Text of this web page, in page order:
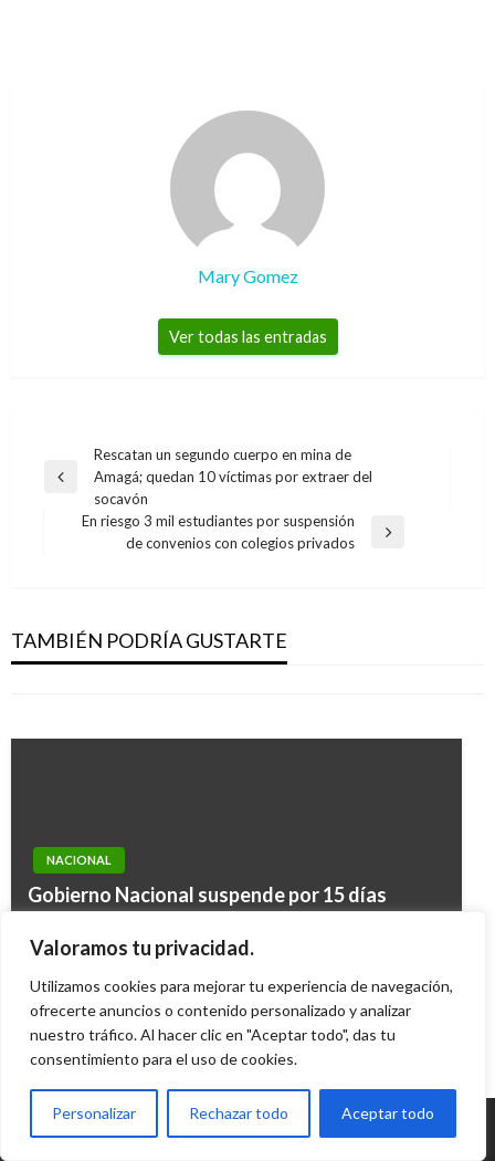
Valoramos tu privacidad.
Utilizamos cookies para mejorar tu experiencia de navegación,
ofrecerte anuncios o contenido personalizado y analizar
nuestro tráfico. Al hacer clic en "Aceptar todo", das tu
consentimiento para el uso de cookies.
Personalizar Rechazar todo Aceptar todo
Mary Gomez
Ver todas las entradas
Navegación
de
entradas
Entrada
Rescatan un segundo cuerpo en mina de
Amagá; quedan 10 víctimas por extraer del
socavón
En riesgo 3 mil estudiantes por suspensión
de convenios con colegios privados
TAMBIÉN PODRÍA GUSTARTE
muscular pero ahora en la pierna derecha
Andres Felipe Gama sábado junio 30, 2018
atrapadas
NACIONAL
Gobierno Nacional suspende por 15 días
capital del Amazonas
Ariel Cabrera jueves enero 28, 2021
Denuncian en el Senado que mafias de la
alimentación escolar siguen contratando con
Manuel Reyes Beltran miércoles junio 15, 2016